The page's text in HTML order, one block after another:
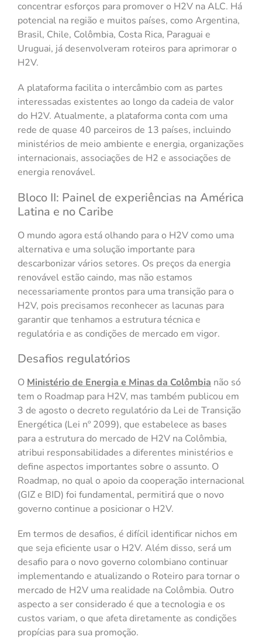
concentrar esforços para promover o H2V na ALC. Há
potencial na região e muitos países, como Argentina,
Brasil, Chile, Colômbia, Costa Rica, Paraguai e
Uruguai, já desenvolveram roteiros para aprimorar o
H2V.
A plataforma facilita o intercâmbio com as partes
interessadas existentes ao longo da cadeia de valor
do H2V. Atualmente, a plataforma conta com uma
rede de quase 40 parceiros de 13 países, incluindo
ministérios de meio ambiente e energia, organizações
internacionais, associações de H2 e associações de
energia renovável.
Bloco II: Painel de experiências na América
Latina e no Caribe
O mundo agora está olhando para o H2V como uma
alternativa e uma solução importante para
descarbonizar vários setores. Os preços da energia
renovável estão caindo, mas não estamos
necessariamente prontos para uma transição para o
H2V, pois precisamos reconhecer as lacunas para
garantir que tenhamos a estrutura técnica e
regulatória e as condições de mercado em vigor.
Desafios regulatórios
O Ministério de Energia e Minas da Colômbia não só
tem o Roadmap para H2V, mas também publicou em
3 de agosto o decreto regulatório da Lei de Transição
Energética (Lei nº 2099), que estabelece as bases
para a estrutura do mercado de H2V na Colômbia,
atribui responsabilidades a diferentes ministérios e
define aspectos importantes sobre o assunto. O
Roadmap, no qual o apoio da cooperação internacional
(GIZ e BID) foi fundamental, permitirá que o novo
governo continue a posicionar o H2V.
Em termos de desafios, é difícil identificar nichos em
que seja eficiente usar o H2V. Além disso, será um
desafio para o novo governo colombiano continuar
implementando e atualizando o Roteiro para tornar o
mercado de H2V uma realidade na Colômbia. Outro
aspecto a ser considerado é que a tecnologia e os
custos variam, o que afeta diretamente as condições
propícias para sua promoção.